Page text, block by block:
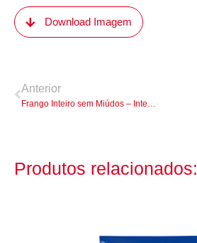
Download Imagem
Anterior
Frango Inteiro sem Miúdos – Interfoliado
Produtos relacionados: